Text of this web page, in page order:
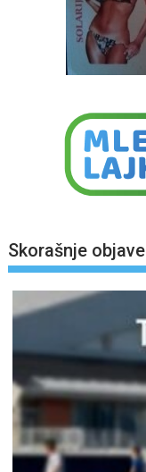
Skorašnje objave